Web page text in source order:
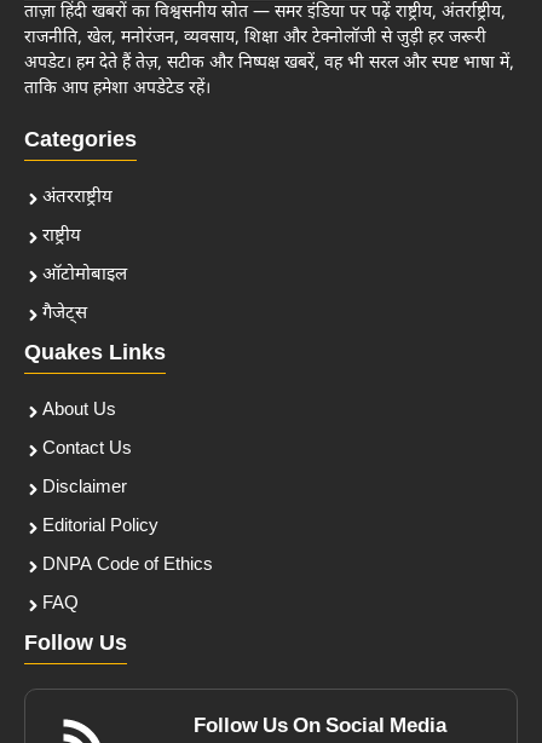
ताज़ा हिंदी खबरों का विश्वसनीय स्रोत — समर इंडिया पर पढ़ें राष्ट्रीय, अंतर्राष्ट्रीय,
राजनीति, खेल, मनोरंजन, व्यवसाय, शिक्षा और टेक्नोलॉजी से जुड़ी हर जरूरी
अपडेट। हम देते हैं तेज़, सटीक और निष्पक्ष खबरें, वह भी सरल और स्पष्ट भाषा में,
ताकि आप हमेशा अपडेटेड रहें।
Categories
अंतरराष्ट्रीय
राष्ट्रीय
ऑटोमोबाइल
गैजेट्स
Quakes Links
About Us
Contact Us
Disclaimer
Editorial Policy
DNPA Code of Ethics
FAQ
Follow Us
Follow Us On Social Media